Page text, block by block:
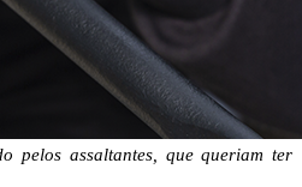
pelos assaltantes, que queriam ter